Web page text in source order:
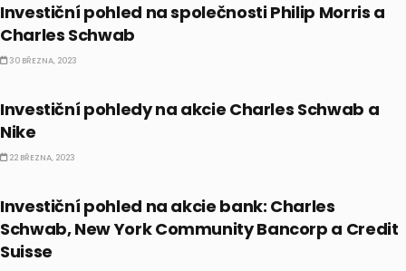
Investiční pohled na společnosti Philip Morris a
Charles Schwab
30 BŘEZNA, 2023
Investiční pohledy na akcie Charles Schwab a
Nike
22 BŘEZNA, 2023
Investiční pohled na akcie bank: Charles
Schwab, New York Community Bancorp a Credit
Suisse